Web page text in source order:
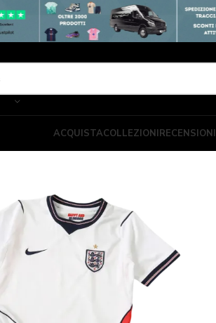
ACQUISTACOLLEZIONIRECENSIONI